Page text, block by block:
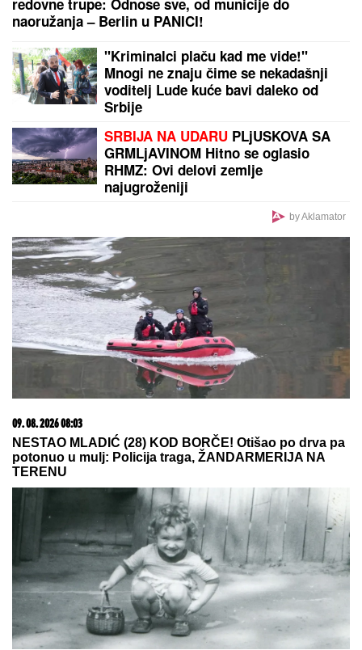
"HOĆEŠ TI DA SE SKIDAŠ ILI JA DA TE SKINEM?"
Pevačica doživela jezivo zlostavljanje, o traumi
samo jednom govorila: "Ceo dan sam bila
zaključana"
"JA SAM TO SMISLILA!"Dino Melin tvrdi da je on
napisao pesmu "Beograd", Ceca posle 30 godina
otkrila istinu: "Nudila sam je Marini"
DALILA DRAGOJEVIĆ ŽELI U ELITU
10Otkrila pod kojim uslovima bi
ušla, cifra je ogromna: Spomenula i
skandal sa Dragojevićem
"NIJE IH BILO POLA SATA, SVI SU